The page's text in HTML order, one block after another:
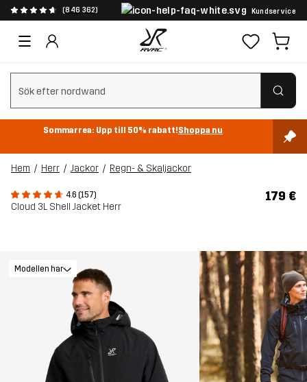
(846 362) Kundservice
Rensa sök
Sommarrea: Upp till 50% rabatt!Shoppa nu
Hem Herr Jackor Regn- & Skaljackor
4.6 (157)
Cloud 3L Shell Jacket Herr
179 €
Modellen har